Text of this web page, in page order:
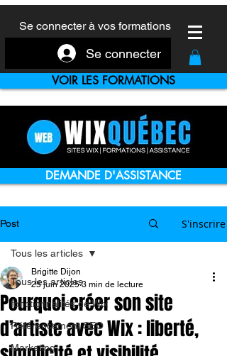
Se connecter à vos formations
Se connecter
VOIR LES FORMATIONS
DEMANDE D'ASSISTANCE
Post S'inscrire
Tous les articles
fonctionnalités de Wix
Référencement SEO
Marketing
Tous les articles
Pourquoi créer son site
d’artiste avec Wix : liberté,
Brigitte Dijon
25 juin 2025 3 min de lecture